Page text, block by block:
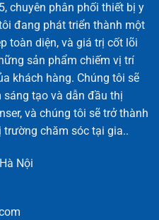
chuyên phân phối thiết bị y
đang phát triển thành một
toàn diện, và giá trị cốt lõi
sản phẩm chiếm vị trí
khách hàng. Chúng tôi sẽ
tạo và dẫn đầu thị
và chúng tôi sẽ trở thành
chăm sóc tại gia..
Nội